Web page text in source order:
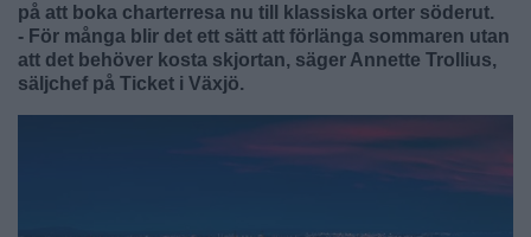
på att boka charterresa nu till klassiska orter söderut.
- För många blir det ett sätt att förlänga sommaren utan
att det behöver kosta skjortan, säger Annette Trollius,
säljchef på Ticket i Växjö.